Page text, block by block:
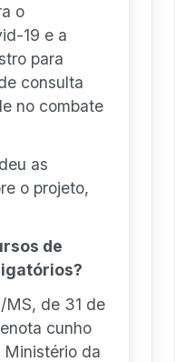
o
19 e a
para
consulta
no combate
as
o projeto,
de
de 31 de
cunho
da